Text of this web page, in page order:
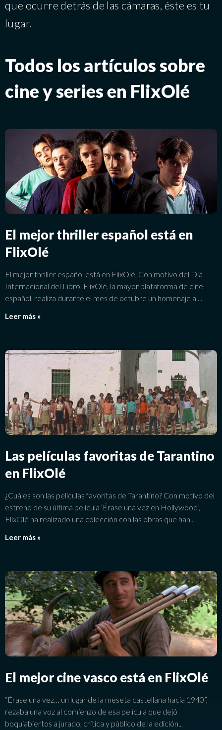
que ocurre detrás de las cámaras, éste es tu
lugar.
Todos los artículos sobre
cine y series en FlixOlé
El mejor thriller español está en
FlixOlé
El mejor thriller español está en FlixOlé. Con motivo del Día
Internacional del Libro, FlixOlé, la mayor plataforma de cine
español, realiza durante el mes de octubre un homenaje al
Leer más »
Las películas favoritas de Tarantino
en FlixOlé
¿Cuáles son las películas favoritas de Tarantino? Con motivo del
estreno de su última película ‘Érase una vez en Hollywood’,
FlixOlé ha realizado una colección con las obras que han
Leer más »
El mejor cine vasco está en FlixOlé
“Érase una vez… un lugar de la meseta castellana hacia 1940”,
rezaba una voz al comienzo de esa película que dejó
boquiabiertos a jurado, crítica y público de la edición